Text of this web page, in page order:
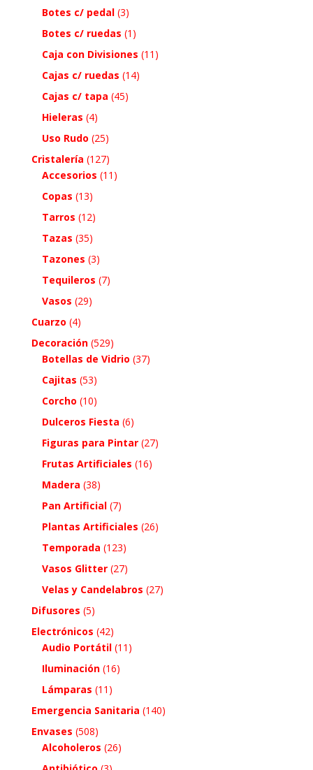
Botes c/ pedal (3)
Botes c/ ruedas (1)
Caja con Divisiones (11)
Cajas c/ ruedas (14)
Cajas c/ tapa (45)
Hieleras (4)
Uso Rudo (25)
Cristalería (127)
Accesorios (11)
Copas (13)
Tarros (12)
Tazas (35)
Tazones (3)
Tequileros (7)
Vasos (29)
Cuarzo (4)
Decoración (529)
Botellas de Vidrio (37)
Cajitas (53)
Corcho (10)
Dulceros Fiesta (6)
Figuras para Pintar (27)
Frutas Artificiales (16)
Madera (38)
Pan Artificial (7)
Plantas Artificiales (26)
Temporada (123)
Vasos Glitter (27)
Velas y Candelabros (27)
Difusores (5)
Electrónicos (42)
Audio Portátil (11)
Iluminación (16)
Lámparas (11)
Emergencia Sanitaria (140)
Envases (508)
Alcoholeros (26)